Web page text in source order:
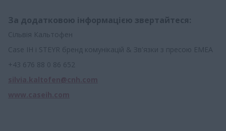
За додатковою інформацією звертайтеся:
Сільвія Кальтофен
Case IH і STEYR бренд комунікацій & Зв'язки з пресою EMEA
+43 676 88 0 86 652